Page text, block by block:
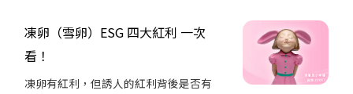
凍卵（雪卵）ESG 四大紅利 一次
看！
凍卵有紅利，但誘人的紅利背後是否有